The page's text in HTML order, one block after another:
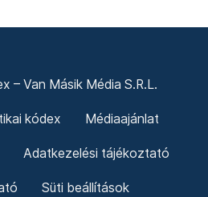
– Van Másik Média S.R.L.
kódex Médiaajánlat
Adatkezelési tájékoztató
Süti beállítások